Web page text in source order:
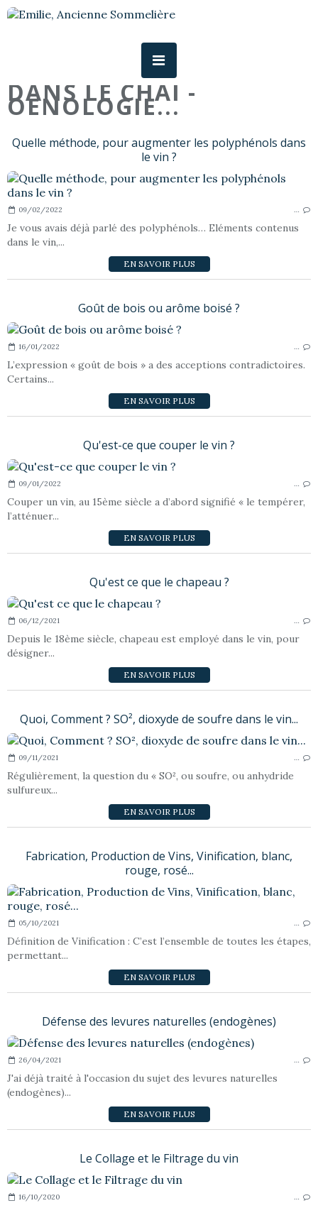
DANS LE CHAI -
OENOLOGIE...
Quelle méthode, pour augmenter les polyphénols dans
le vin ?
09/02/2022 …
Je vous avais déjà parlé des polyphénols… Eléments contenus
dans le vin,...
EN SAVOIR PLUS
Goût de bois ou arôme boisé ?
16/01/2022 …
L’expression « goût de bois » a des acceptions contradictoires.
Certains...
EN SAVOIR PLUS
Qu'est-ce que couper le vin ?
09/01/2022 …
Couper un vin, au 15ème siècle a d’abord signifié « le tempérer,
l’atténuer...
EN SAVOIR PLUS
Qu'est ce que le chapeau ?
06/12/2021 …
Depuis le 18ème siècle, chapeau est employé dans le vin, pour
désigner...
EN SAVOIR PLUS
Quoi, Comment ? SO², dioxyde de soufre dans le vin...
09/11/2021 …
Régulièrement, la question du « SO², ou soufre, ou anhydride
sulfureux...
EN SAVOIR PLUS
Fabrication, Production de Vins, Vinification, blanc,
rouge, rosé...
05/10/2021 …
Définition de Vinification : C’est l’ensemble de toutes les étapes,
permettant...
EN SAVOIR PLUS
Défense des levures naturelles (endogènes)
26/04/2021 …
J'ai déjà traité à l'occasion du sujet des levures naturelles
(endogènes)...
EN SAVOIR PLUS
Le Collage et le Filtrage du vin
16/10/2020 …